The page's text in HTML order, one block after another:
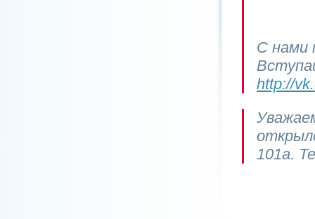
С нами
http://
101а.